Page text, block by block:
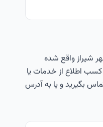
شیراز واقع شده
اطلاع از خدمات یا
مدرسه فوتبال انقلاب با شماره تلفن 07136293665 و یا شماره موبایل 09177000419 تماس بگیرید و یا به آدرس